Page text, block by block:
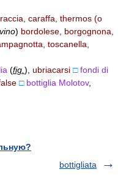
caraffa, thermos (o
) bordolese, borgognona,
toscanella,
(fig. ) ubriacarsi □ fondi di
□ bottiglia Molotov,
bottigliata